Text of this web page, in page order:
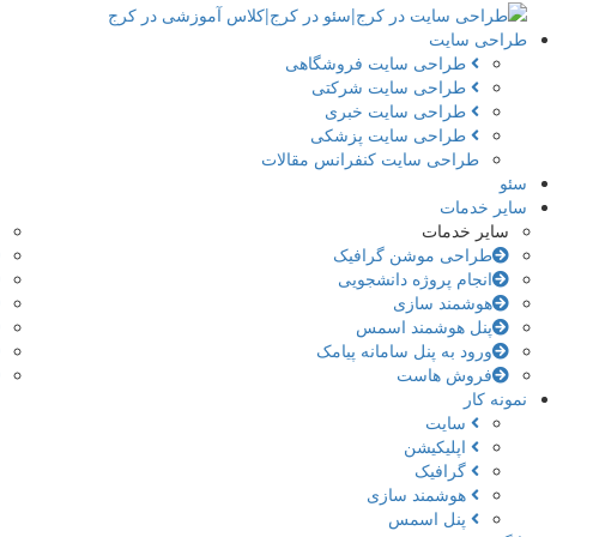
طراحی سایت
طراحی سایت فروشگاهی
طراحی سایت شرکتی
طراحی سایت خبری
طراحی سایت پزشکی
طراحی سایت کنفرانس مقالات
سئو
سایر خدمات
سایر خدمات
طراحی موشن گرافیک
انجام پروژه دانشجویی
هوشمند سازی
پنل هوشمند اسمس
ورود به پنل سامانه پیامک
فروش هاست
نمونه کار
سایت
اپلیکیشن
گرافیک
هوشمند سازی
پنل اسمس